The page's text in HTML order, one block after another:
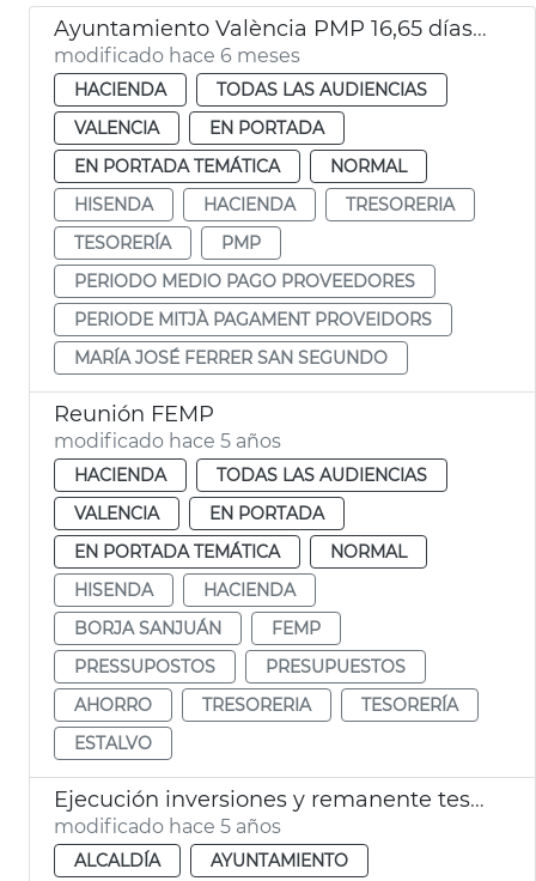
Ayuntamiento València PMP 16,65 días diciembre 2025
modificado hace 6 meses
HACIENDA
TODAS LAS AUDIENCIAS
VALENCIA
EN PORTADA
EN PORTADA TEMÁTICA
NORMAL
HISENDA
HACIENDA
TRESORERIA
TESORERÍA
PMP
PERIODO MEDIO PAGO PROVEEDORES
PERIODE MITJÀ PAGAMENT PROVEIDORS
MARÍA JOSÉ FERRER SAN SEGUNDO
Reunión FEMP
modificado hace 5 años
HACIENDA
TODAS LAS AUDIENCIAS
VALENCIA
EN PORTADA
EN PORTADA TEMÁTICA
NORMAL
HISENDA
HACIENDA
BORJA SANJUÁN
FEMP
PRESSUPOSTOS
PRESUPUESTOS
AHORRO
TRESORERIA
TESORERÍA
ESTALVO
Ejecución inversiones y remanente tesorería 2020
modificado hace 5 años
ALCALDÍA
AYUNTAMIENTO